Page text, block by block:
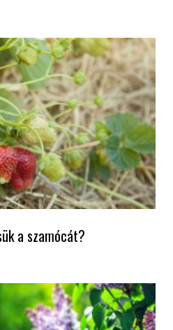
a szamócát?